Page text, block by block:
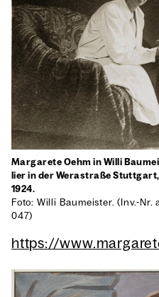
Mar­ga­re­te Oehm in Wil­li
lier in der Wer­a­stra­ße
1924.
Foto: Wil­li Bau­meis­ter. (Inv.-Nr.
047)
https://